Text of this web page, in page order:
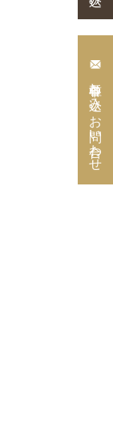
各種申し込み・
お問い合わせ